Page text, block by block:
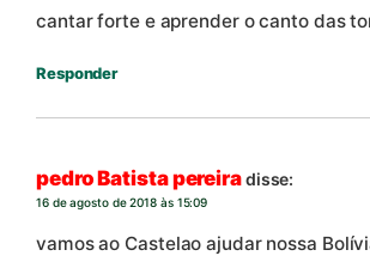
cantar forte e aprender o canto das
Responder
pedro Batista pereiradisse:
16 de agosto de 2018 às 15:09
vamos ao Castelao ajudar nossa